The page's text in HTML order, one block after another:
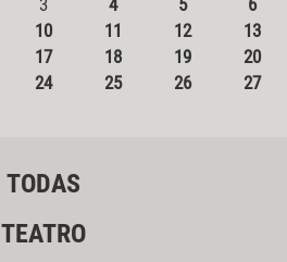
10 11 12
13
17 18 19
20
24 25 26
27
TODAS
TEATRO